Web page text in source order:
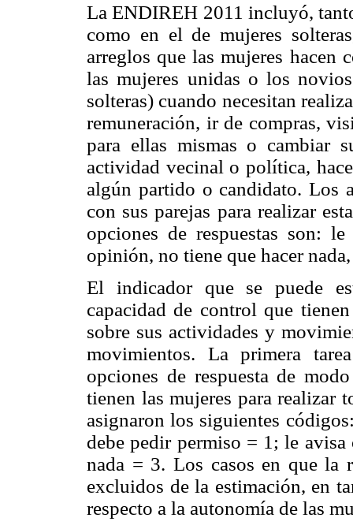
La ENDIREH 2011 incluyó,
como en el de mujeres
arreglos que las mujeres hacen
las mujeres unidas o los
solteras) cuando necesitan
remuneración, ir de compras,
para ellas mismas o cambiar
actividad vecinal o política,
algún partido o candidato. Los
con sus parejas para realizar
opciones de respuestas son:
opinión, no tiene que hacer
El indicador que se puede
capacidad de control que
sobre sus actividades y
movimientos. La primera
opciones de respuesta de
tienen las mujeres para realizar
asignaron los siguientes
debe pedir permiso = 1; le
nada = 3. Los casos en que la
excluidos de la estimación, en
respecto a la autonomía de las